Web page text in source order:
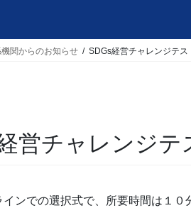
機関からのお知らせ SDGs経営チャレンジテス
営チャレンジテ
インでの選択式で、所要時間は１０